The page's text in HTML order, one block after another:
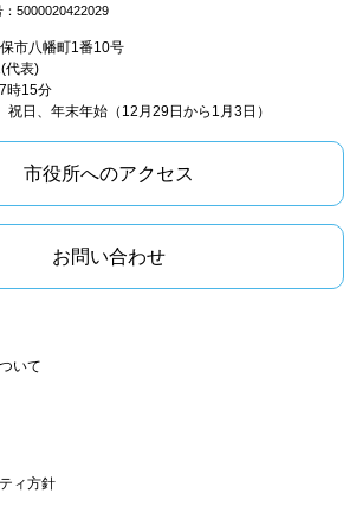
：5000020422029
市八幡町1番10号
代表)
時15分
日、年末年始（12月29日から1月3日）
市役所へのアクセス
お問い合わせ
いて
ィ方針